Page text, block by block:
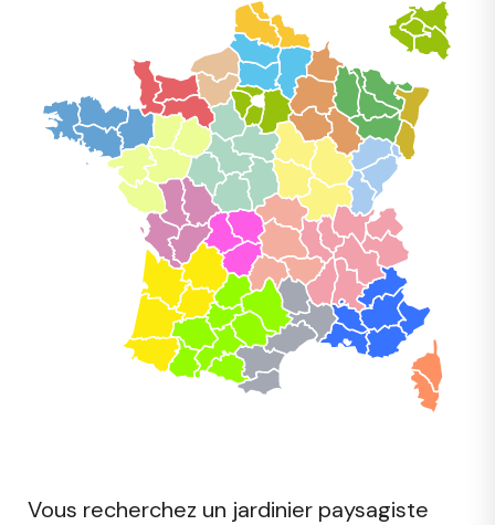
Vous recherchez un jardinier paysagiste